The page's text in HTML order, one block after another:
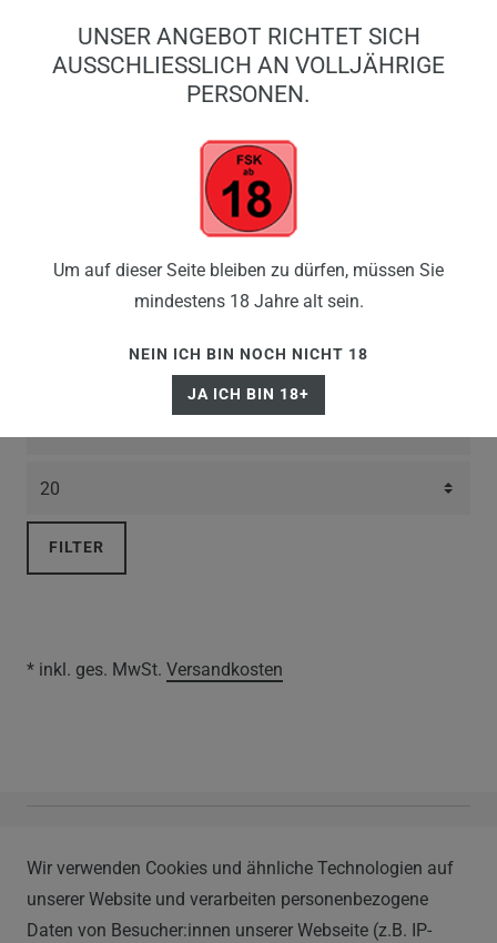
0
0,00 EUR
UWELL CALIBURN G4
FILTER
* inkl. ges. MwSt. Versandkosten
Im Hülsenfeld 9
40721 Hilden
Wir verwenden Cookies und ähnliche Technologien auf
unserer Website und verarbeiten personenbezogene
Daten von Besucher:innen unserer Webseite (z.B. IP-
UNSER ANGEBOT RICHTET SICH
AUSSCHLIESSLICH AN VOLLJÄHRIGE P
ERSONEN.
Um auf dieser Seite bleiben zu dürfen, müssen Sie
mindestens 18 Jahre alt sein.
NEIN ICH BIN NOCH NICHT 18
JA ICH BIN 18+